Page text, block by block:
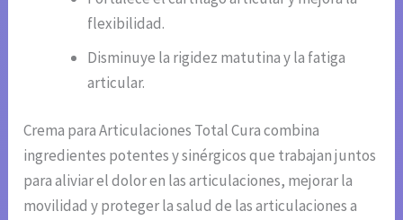
flexibilidad.
Disminuye la rigidez matutina y la fatiga
articular.
Crema para Articulaciones Total Cura combina
ingredientes potentes y sinérgicos que trabajan juntos
para aliviar el dolor en las articulaciones, mejorar la
movilidad y proteger la salud de las articulaciones a